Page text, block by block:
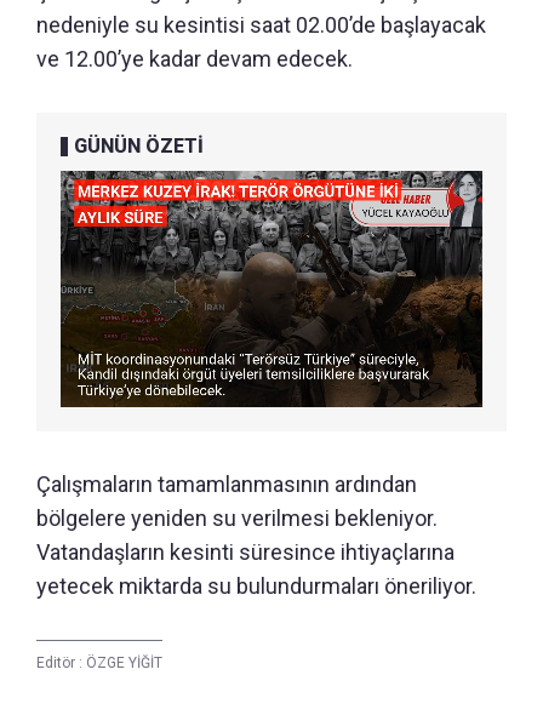
nedeniyle su kesintisi saat 02.00’de başlayacak
ve 12.00’ye kadar devam edecek.
GÜNÜN ÖZETİ
Çalışmaların tamamlanmasının ardından
bölgelere yeniden su verilmesi bekleniyor.
Vatandaşların kesinti süresince ihtiyaçlarına
yetecek miktarda su bulundurmaları öneriliyor.
Editör : ÖZGE YİĞİT